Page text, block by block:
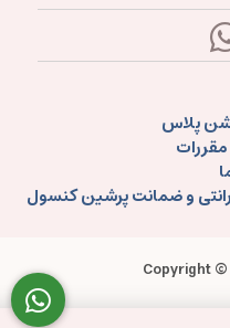
پلاس
و ضمانت پرشین کنسول
Copyright